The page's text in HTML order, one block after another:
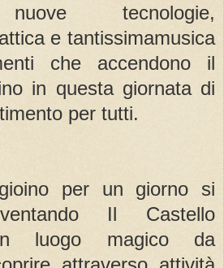
tecnologie,
e tantissimamusica
che accendono il
in questa giornata di
per tutti.
per un giorno si
Il Castello
luogo magico da